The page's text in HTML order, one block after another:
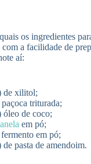
os ingredientes
com a facilidade de
aí:
de xilitol;
triturada;
óleo de coco;
em pó;
em pó;
de pasta de amendoim.